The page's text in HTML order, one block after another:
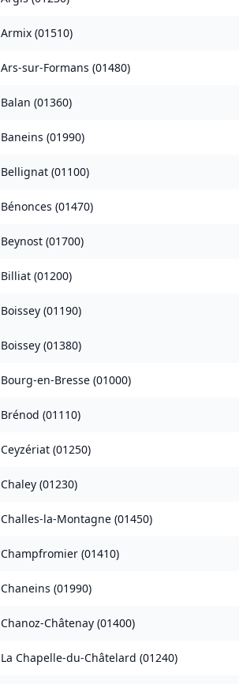
Armix (01510)
Ars-sur-Formans (01480)
Balan (01360)
Baneins (01990)
Bellignat (01100)
Bénonces (01470)
Beynost (01700)
Billiat (01200)
Boissey (01190)
Boissey (01380)
Bourg-en-Bresse (01000)
Brénod (01110)
Ceyzériat (01250)
Chaley (01230)
Challes-la-Montagne (01450)
Champfromier (01410)
Chaneins (01990)
Chanoz-Châtenay (01400)
La Chapelle-du-Châtelard (01240)